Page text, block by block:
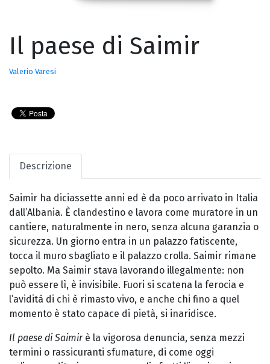
Il paese di Saimir
Valerio Varesi
Descrizione
Saimir ha diciassette anni ed è da poco arrivato in Italia
dall’Albania. È clandestino e lavora come muratore in un
cantiere, naturalmente in nero, senza alcuna garanzia o
sicurezza. Un giorno entra in un palazzo fatiscente,
tocca il muro sbagliato e il palazzo crolla. Saimir rimane
sepolto. Ma Saimir stava lavorando illegalmente: non
può essere lì, è invisibile. Fuori si scatena la ferocia e
l’avidità di chi è rimasto vivo, e anche chi fino a quel
momento è stato capace di pietà, si inaridisce.
Il paese di Saimirè la vigorosa denuncia, senza mezzi
termini o rassicuranti sfumature, di come oggi